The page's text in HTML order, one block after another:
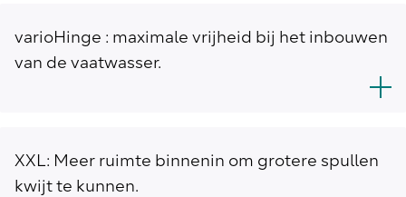
varioHinge : maximale vrijheid bij het inbouwen
van de vaatwasser.
XXL: Meer ruimte binnenin om grotere spullen
kwijt te kunnen.